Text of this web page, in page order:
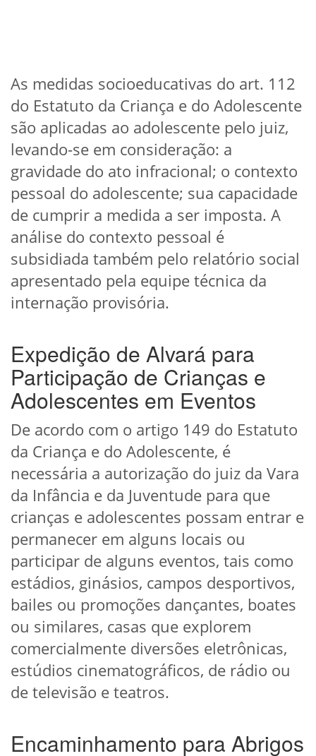
As medidas socioeducativas do art. 112
do Estatuto da Criança e do Adolescente
são aplicadas ao adolescente pelo juiz,
levando-se em consideração: a
gravidade do ato infracional; o contexto
pessoal do adolescente; sua capacidade
de cumprir a medida a ser imposta. A
análise do contexto pessoal é
subsidiada também pelo relatório social
apresentado pela equipe técnica da
internação provisória.
Expedição de Alvará para
Participação de Crianças e
Adolescentes em Eventos
De acordo com o artigo 149 do Estatuto
da Criança e do Adolescente, é
necessária a autorização do juiz da Vara
da Infância e da Juventude para que
crianças e adolescentes possam entrar e
permanecer em alguns locais ou
participar de alguns eventos, tais como
estádios, ginásios, campos desportivos,
bailes ou promoções dançantes, boates
ou similares, casas que explorem
comercialmente diversões eletrônicas,
estúdios cinematográficos, de rádio ou
de televisão e teatros.
Encaminhamento para Abrigos